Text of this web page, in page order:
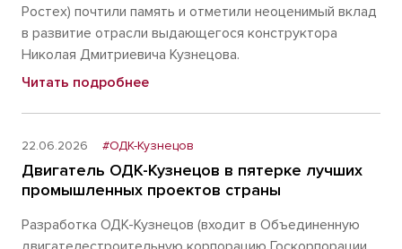
Ростех) почтили память и отметили неоценимый вклад
в развитие отрасли выдающегося конструктора
Николая Дмитриевича Кузнецова.
Читать подробнее
22.06.2026 #ОДК-Кузнецов
Двигатель ОДК-Кузнецов в пятерке лучших
промышленных проектов страны
Разработка ОДК-Кузнецов (входит в Объединенную